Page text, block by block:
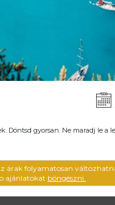
Döntsd gyorsan. Ne maradj le a
árak folyamatosan
ajánlatokat böngészni.